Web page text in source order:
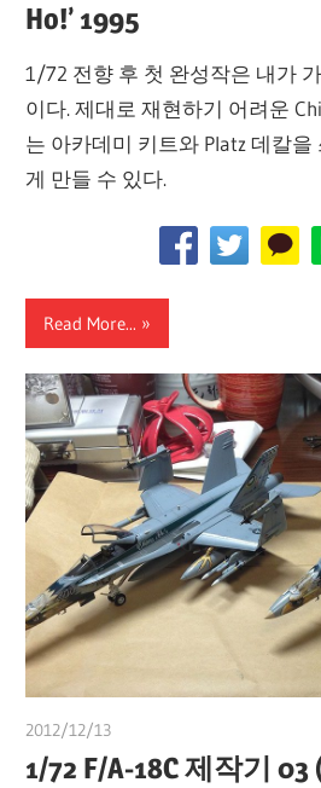
Ho!’ 1995
1/72 전향 후 첫 완성작은 내가
이다. 제대로 재현하기 어려운
는 아카데미 키트와 Platz 데칼
게 만들 수 있다.
Read More...
2012/12/13
1/72 F/A-18C 제작기 03